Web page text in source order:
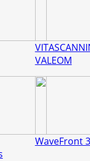
VALEOM
WaveFront